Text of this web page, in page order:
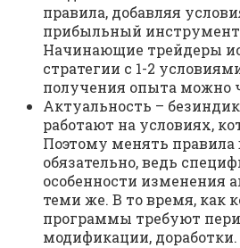
правила, добавляя
прибыльный
Начинающие трейдеры
стратегии с 1-2
получения опыта можно
Актуальность –
работают на условиях,
Поэтому менять правила
обязательно, ведь
особенности изменения
теми же. В то время, как
программы требуют
модификации, доработки.